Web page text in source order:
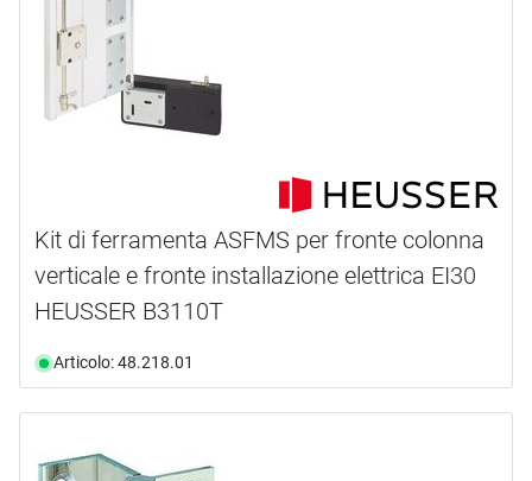
Kit di ferramenta ASFMS per fronte colonna
verticale e fronte installazione elettrica EI30
HEUSSER B3110T
Articolo: 48.218.01